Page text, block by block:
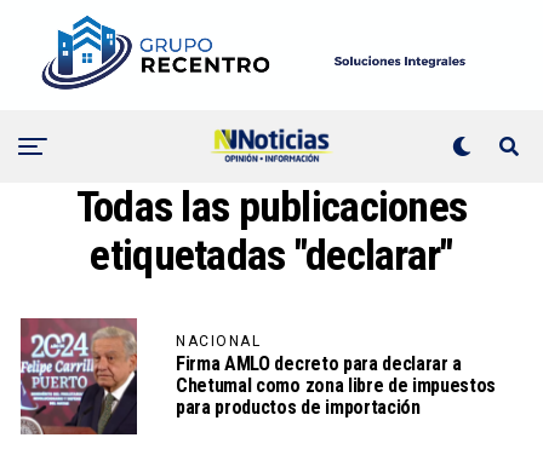
Todas las publicaciones
etiquetadas "declarar"
NACIONAL
Firma AMLO decreto para declarar a
Chetumal como zona libre de impuestos
para productos de importación